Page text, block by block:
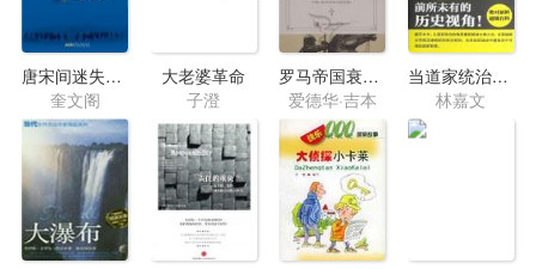
唐宋间迷失的帝国4·千山残雪
奎文阁
大老婆革命
子澄
罗马帝国衰亡史07
爱德华·吉本
当道家统治中国
林嘉文